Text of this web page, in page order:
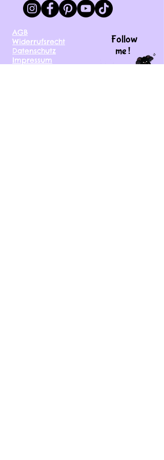
AGB
Widerrufsrecht
Datenschutz
Impressum
Follow
me !